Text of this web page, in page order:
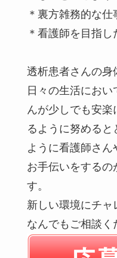
＊裏方雑務的な
＊看護師を目指
透析患者さんの身
日々の生活におい
んが少しでも安
るように努める
ように看護師さ
お手伝いをする
す。
新しい環境にチャ
なんでもご相談く